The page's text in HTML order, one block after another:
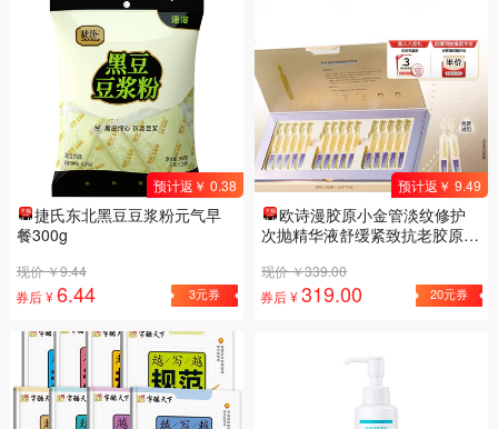
预计返￥ 0.38
捷氏东北黑豆豆浆粉元气早
餐300g
现价 ￥9.44
券后 ¥6.44 3元券
预计返￥ 9.49
欧诗漫胶原小金管淡纹修护
次抛精华液舒缓紧致抗老胶原蛋
现价 ￥339.00
券后 ¥319.00 20元券